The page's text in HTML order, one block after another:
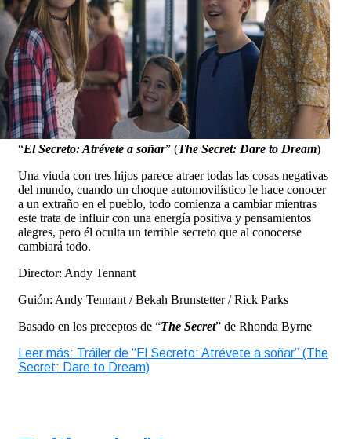
“El Secreto: Atrévete a soñar” (The Secret: Dare to Dream)
Una viuda con tres hijos parece atraer todas las cosas negativas
del mundo, cuando un choque automovilístico le hace conocer
a un extraño en el pueblo, todo comienza a cambiar mientras
este trata de influir con una energía positiva y pensamientos
alegres, pero él oculta un terrible secreto que al conocerse
cambiará todo.
Director: Andy Tennant
Guión: Andy Tennant / Bekah Brunstetter / Rick Parks
Basado en los preceptos de “The Secret” de Rhonda Byrne
Leer más: Tráiler de “El Secreto: Atrévete a soñar” (The
Secret: Dare to Dream)